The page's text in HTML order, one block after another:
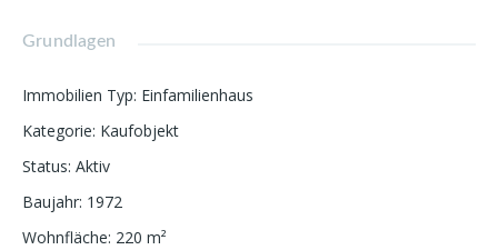
Grundlagen
Immobilien Typ: Einfamilienhaus
Kategorie: Kaufobjekt
Status: Aktiv
Baujahr: 1972
Wohnfläche: 220 m²